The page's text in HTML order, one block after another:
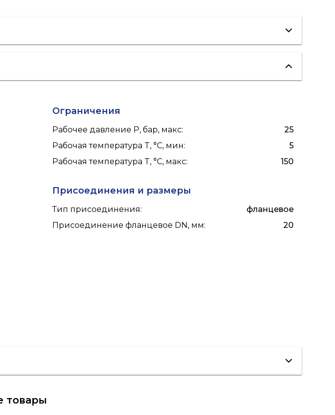
холодоснабжение
Ограничения
Рабочее давление P, бар, макс:
25
Рабочая температура T, °C, мин:
5
Рабочая температура T, °C, макс: 150
Присоединения и размеры
Тип присоединения:
фланцевое
Присоединение фланцевое DN, мм: 20
товары